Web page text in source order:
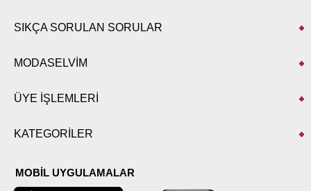
SIKÇA SORULAN SORULAR
MODASELVİM
ÜYE İŞLEMLERİ
KATEGORİLER
MOBİL UYGULAMALAR